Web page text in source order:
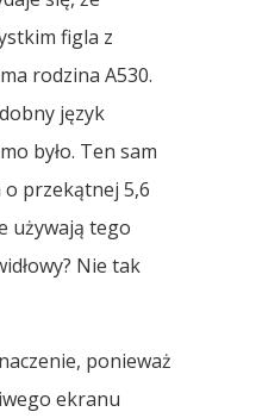
figla z
rodzina A530.
język
było. Ten sam
przekątnej 5,6
używają tego
Nie tak
ponieważ
ekranu